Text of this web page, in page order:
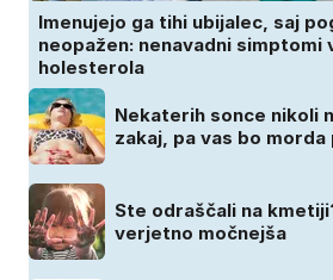
Imenujejo ga tihi ubijalec, saj
neopažen: nenavadni simptomi
holesterola
Nekaterih sonce nikoli
zakaj, pa vas bo
Ste odraščali na
verjetno močnejša